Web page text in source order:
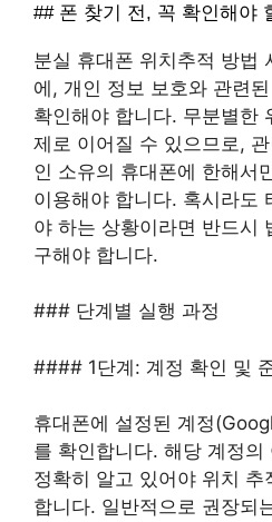
## 폰 찾기 전, 꼭 확인해야
분실 휴대폰 위치추적 방법
에, 개인 정보 보호와 관련
확인해야 합니다. 무분별한
제로 이어질 수 있으므로,
인 소유의 휴대폰에 한해서
이용해야 합니다. 혹시라도
야 하는 상황이라면 반드시
구해야 합니다.
### 단계별 실행 과정
#### 1단계: 계정 확인 및
휴대폰에 설정된 계정
를 확인합니다. 해당 계정의
정확히 알고 있어야 위치
합니다. 일반적으로 권장되